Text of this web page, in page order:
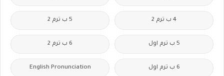
4 ب ترم 2 5 ب ترم 2
5 ب ترم اول 6 ب ترم 2
6 ب ترم اول English Pronunciation